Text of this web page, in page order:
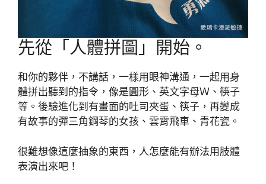
先從「人體拼圖」開始。
和你的夥伴，不講話，一樣用眼神溝通，一起用身
體拼出聽到的指令，像是圓形、英文字母Ｗ、筷子
等。後驗進化到有畫面的吐司夾蛋、筷子，再變成
有故事的彈三角鋼琴的女孩、雲霄飛車、青花瓷。
很難想像這麼抽象的東西，人怎麼能有辦法用肢體
表演出來吧！